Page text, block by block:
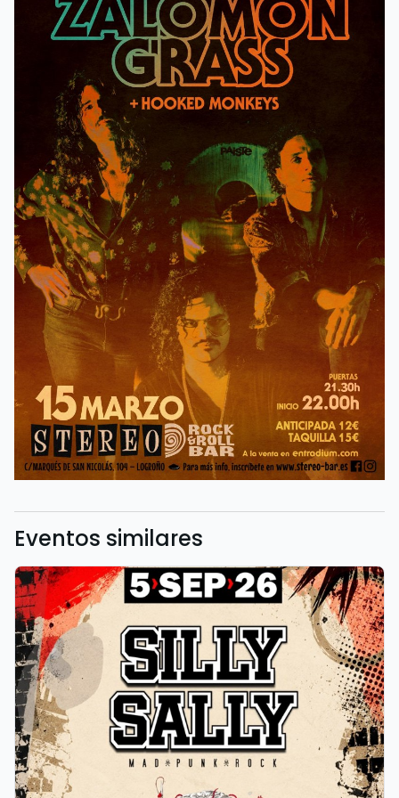
Eventos similares